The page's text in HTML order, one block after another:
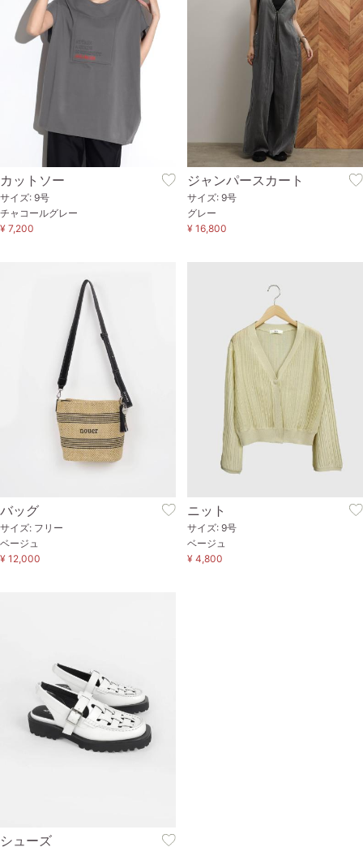
カットソー
サイズ: 9号
チャコールグレー
¥ 7,200
ジャンパースカート
サイズ: 9号
グレー
¥ 16,800
バッグ
サイズ: フリー
ベージュ
¥ 12,000
ニット
サイズ: 9号
ベージュ
¥ 4,800
シューズ